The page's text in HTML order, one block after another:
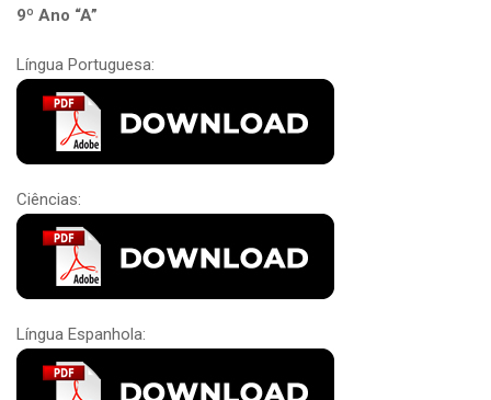
9º Ano “A”
Língua Portuguesa:
Ciências:
Língua Espanhola: